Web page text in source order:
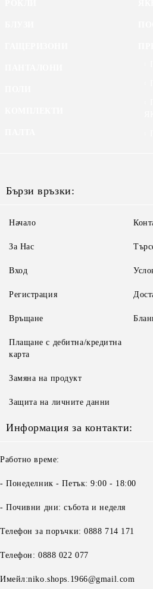
Бързи връзки:
Начало
За Нас
Вход
Регистрация
Връщане
Плащане с дебитна/кредитна
карта
Замяна на продукт
Защита на личните данни
Информация за контакти:
Работно време:
- Понеделник - Петък: 9:00 - 18:00
- Почивни дни: събота и неделя
Телефон за поръчки: 0888 714 171
Телефон: 0888 022 077
Имейл:niko.shops.1966@gmail.com